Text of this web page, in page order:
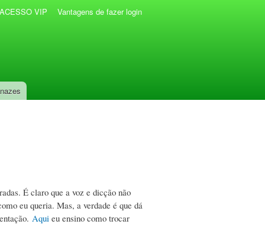
VIP Vantagens de fazer login
É claro que a voz e dicção não
eu queria. Mas, a verdade é que dá
Aqui eu ensino como trocar